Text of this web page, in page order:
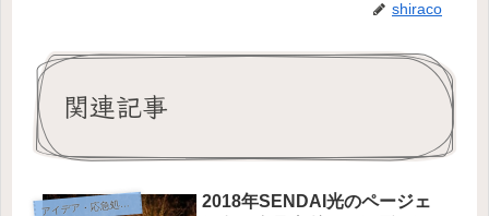
shiraco
関連記事
アイデア・応急処置・問題解決
2018年SENDAI光のページェ